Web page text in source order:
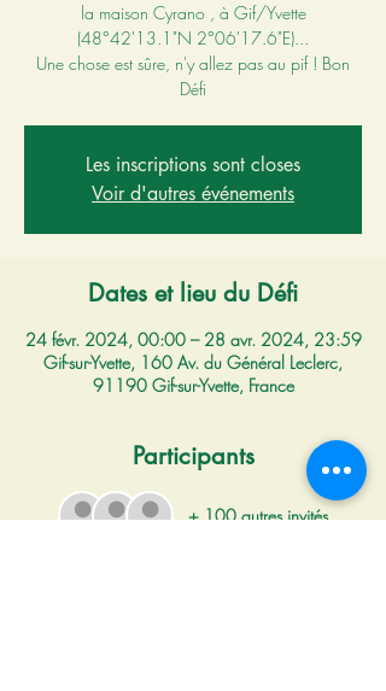
la maison Cyrano , à Gif/Yvette
(48°42'13.1"N 2°06'17.6"E)...
Une chose est sûre, n'y allez pas au pif ! Bon
Les inscriptions sont closes
Voir d'autres événements
Dates et lieu du Défi
24 févr. 2024, 00:00 – 28 avr. 2024, 23:59
Gif-sur-Yvette, 160 Av. du Général Leclerc,
91190 Gif-sur-Yvette, France
Participants
+ 100 autres invités